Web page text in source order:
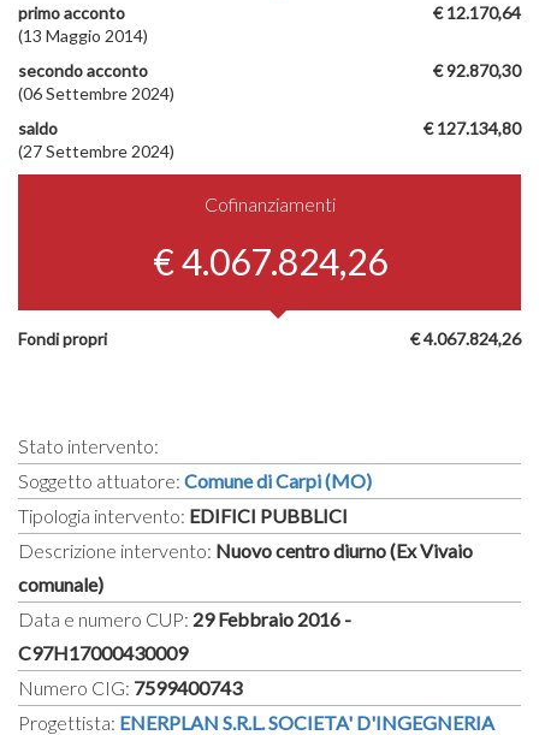
€ 12.170,64
primo acconto
(13 Maggio 2014)
€ 92.870,30
secondo acconto
(06 Settembre 2024)
€ 127.134,80
saldo
(27 Settembre 2024)
Cofinanziamenti
€ 4.067.824,26
€ 4.067.824,26
Fondi propri
Stato intervento:
Soggetto attuatore: Comune di Carpi (MO)
Tipologia intervento: EDIFICI PUBBLICI
Descrizione intervento: Nuovo centro diurno (Ex Vivaio
comunale)
Data e numero CUP: 29 Febbraio 2016 -
C97H17000430009
Numero CIG: 7599400743
Progettista: ENERPLAN S.R.L. SOCIETA' D'INGEGNERIA